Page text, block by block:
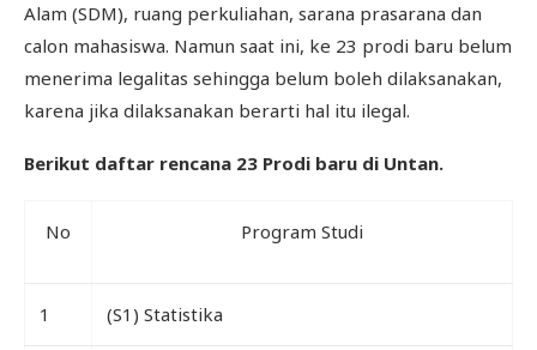
Alam (SDM), ruang perkuliahan, sarana prasarana dan
calon mahasiswa. Namun saat ini, ke 23 prodi baru belum
menerima legalitas sehingga belum boleh dilaksanakan,
karena jika dilaksanakan berarti hal itu ilegal.
Berikut daftar rencana 23 Prodi baru di Untan.
No Program Studi
1 (S1) Statistika